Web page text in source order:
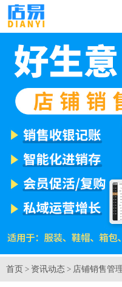
首页 > 资讯动态 > 店铺销售管